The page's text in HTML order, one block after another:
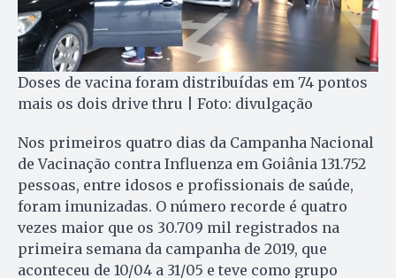
Doses de vacina foram distribuídas em 74 pontos
mais os dois drive thru | Foto: divulgação
Nos primeiros quatro dias da Campanha Nacional
de Vacinação contra Influenza em Goiânia 131.752
pessoas, entre idosos e profissionais de saúde,
foram imunizadas. O número recorde é quatro
vezes maior que os 30.709 mil registrados na
primeira semana da campanha de 2019, que
aconteceu de 10/04 a 31/05 e teve como grupo